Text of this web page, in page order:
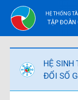
HỆ THỐNG
TẬP ĐOÀN
HỆ SINH
ĐỔI SỐ